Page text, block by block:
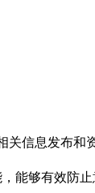
信息发布和
能够有效防